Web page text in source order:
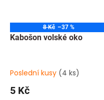
8 Kč –37 %
Kabošon volské oko
Poslední kusy (4 ks)
5 Kč